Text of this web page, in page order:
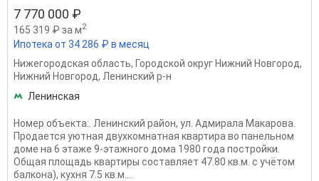
7 770 000 ₽
165 319 ₽ за м2
Ипотека от 34 286 ₽ в месяц
Нижегородская область, Городской округ Нижний Новгород,
Нижний Новгород, Ленинский р-н
Ленинская
Номер объекта:. Ленинский район, ул. Адмирала Макарова.
Продается уютная двухкомнатная квартира во панельном
доме на 6 этаже 9-этажного дома 1980 года постройки.
Общая площадь квартиры составляет 47.80 кв.м. с учётом
балкона), кухня 7.5 кв.м....